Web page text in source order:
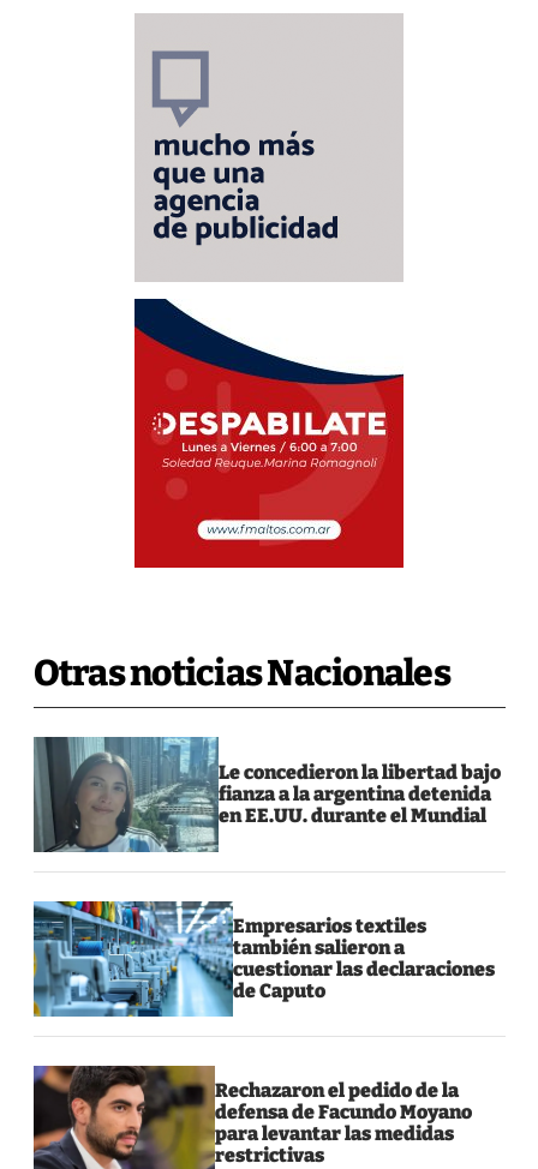
Otras noticias Nacionales
Le concedieron la libertad bajo
fianza a la argentina detenida
en EE.UU. durante el Mundial
Empresarios textiles
también salieron a
cuestionar las declaraciones
de Caputo
Rechazaron el pedido de la
defensa de Facundo Moyano
para levantar las medidas
restrictivas